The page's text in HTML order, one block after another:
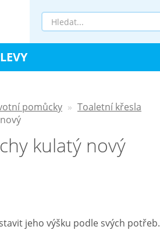
pomůcky
Toaletní křesla
kulatý nový
jeho výšku podle svých potřeb.